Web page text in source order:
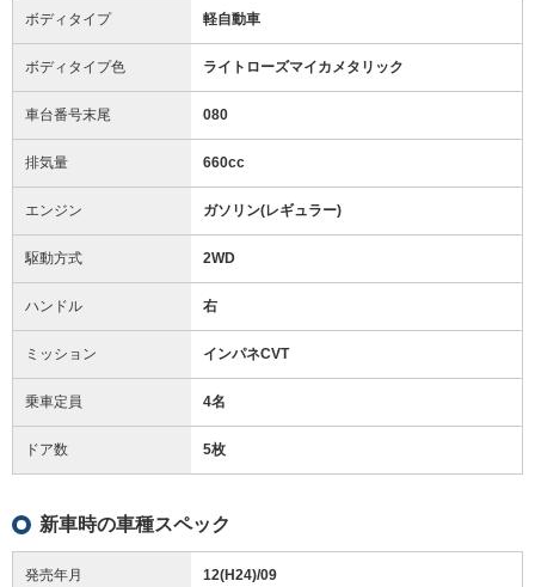
ボディタイプ 軽自動車
ボディタイプ色 ライトローズマイカメタリック
車台番号末尾 080
排気量 660cc
エンジン ガソリン(レギュラー)
駆動方式 2WD
ハンドル 右
ミッション インパネCVT
乗車定員 4名
ドア数 5枚
新車時の車種スペック
発売年月 12(H24)/09